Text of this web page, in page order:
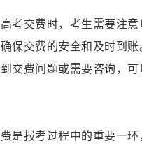
考交费时，考生需要注
保交费的安全和及时到
交费问题或需要咨询，
是报考过程中的重要一